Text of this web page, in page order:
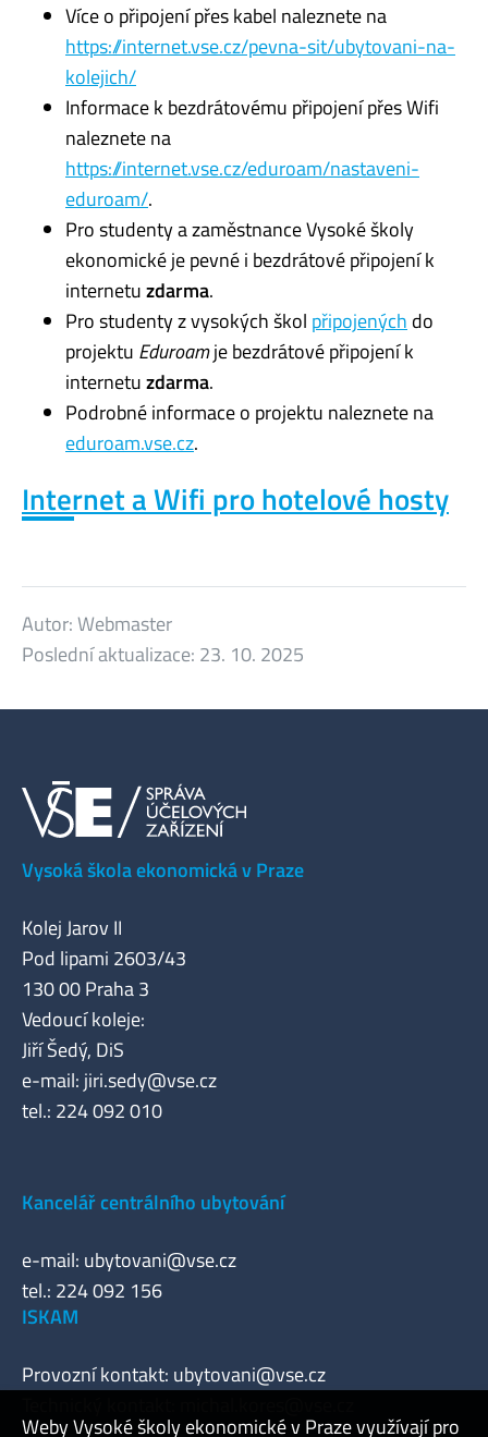
Více o připojení přes kabel naleznete na
https://internet.vse.cz/pevna-sit/ubytovani-na-
kolejich/
Informace k bezdrátovému připojení přes Wifi
naleznete na
https://internet.vse.cz/eduroam/nastaveni-
eduroam/.
Pro studenty a zaměstnance Vysoké školy
ekonomické je pevné i bezdrátové připojení k
internetuzdarma.
Pro studenty z vysokých škol připojených do
projektu Eduroamje bezdrátové připojení k
internetuzdarma.
Podrobné informace o projektu naleznete na
eduroam.vse.cz.
Internet a Wifi pro hotelové hosty
Autor:Webmaster
Poslední aktualizace: 23. 10. 2025
Vysoká škola ekonomická v Praze
Kolej Jarov II
Pod lipami 2603/43
130 00 Praha 3
Vedoucí koleje:
Jiří Šedý, DiS
e-mail: jiri.sedy@vse.cz
tel.: 224 092 010
Kancelář centrálního ubytování
e-mail: ubytovani@vse.cz
tel.: 224 092 156
ISKAM
Provozní kontakt: ubytovani@vse.cz
Weby Vysoké školy ekonomické v Praze využívají pro